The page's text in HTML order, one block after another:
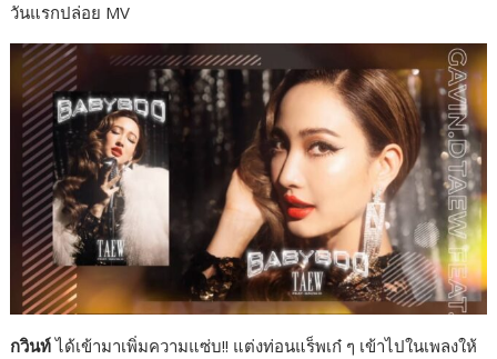
วันแรกปล่อย MV
กวินท์ได้เข้ามาเพิ่มความแซ่บ!! แต่งท่อนแร็พเก๋ ๆ เข้าไปในเพลงให้